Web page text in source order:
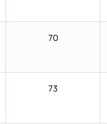
70
73